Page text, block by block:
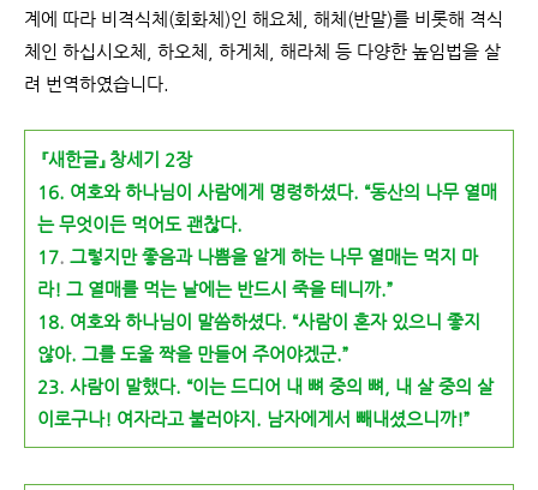
계에 따라 비격식체(회화체)인 해요체, 해체(반말)를 비롯해 격식
체인 하십시오체, 하오체, 하게체, 해라체 등 다양한 높임법을 살
려 번역하였습니다.
『새한글』 창세기 2장
16. 여호와 하나님이 사람에게 명령하셨다. “동산의 나무 열매
는 무엇이든 먹어도 괜찮다.
17. 그렇지만 좋음과 나쁨을 알게 하는 나무 열매는 먹지 마
라! 그 열매를 먹는 날에는 반드시 죽을 테니까.”
18. 여호와 하나님이 말씀하셨다. “사람이 혼자 있으니 좋지
않아. 그를 도울 짝을 만들어 주어야겠군.”
23. 사람이 말했다. “이는 드디어 내 뼈 중의 뼈, 내 살 중의 살
이로구나! 여자라고 불러야지. 남자에게서 빼내셨으니까!”